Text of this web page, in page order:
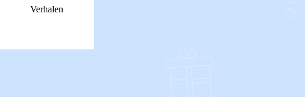
Verhalen